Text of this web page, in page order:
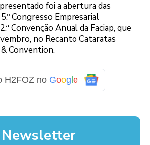
foi a abertura das
Congresso Empresarial
Convenção Anual da Faciap, que
no Recanto Cataratas
Convention.
H2FOZ no Google
Newsletter